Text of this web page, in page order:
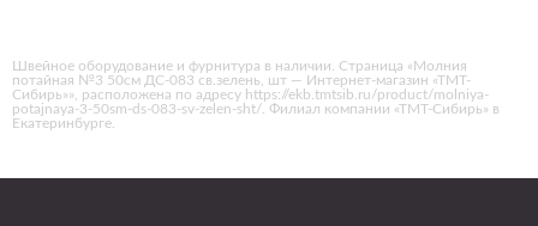
Швейное оборудование и фурнитура в наличии. Страница «Молния
потайная №3 50см ДС-083 св.зелень, шт — Интернет-магазин «ТМТ-
Сибирь»», расположена по адресу https://ekb.tmtsib.ru/product/molniya-
potajnaya-3-50sm-ds-083-sv-zelen-sht/. Филиал компании «ТМТ-Сибирь» в
Екатеринбурге.